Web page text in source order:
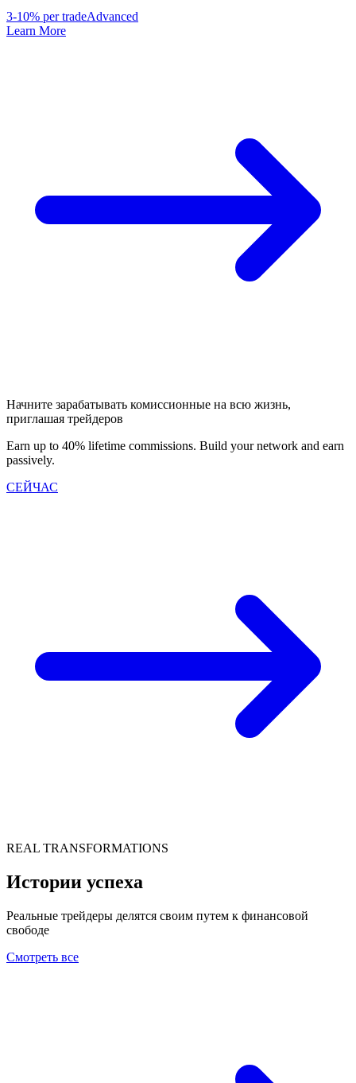
3-10% per tradeAdvanced
Learn More
Начните зарабатывать комиссионные на всю жизнь,
приглашая трейдеров
Earn up to 40% lifetime commissions. Build your network and earn
passively.
СЕЙЧАС
REAL TRANSFORMATIONS
Истории успеха
Реальные трейдеры делятся своим путем к финансовой
свободе
Смотреть все